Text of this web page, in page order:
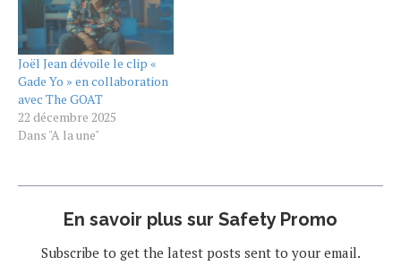
dominé sans partage par
MTV et plus récemment
par YouTube et Vevo,
devient de plus en…
Joël Jean dévoile le clip «
Gade Yo » en collaboration
avec The GOAT
22 décembre 2025
Dans "A la une"
En savoir plus sur Safety Promo
Subscribe to get the latest posts sent to your email.